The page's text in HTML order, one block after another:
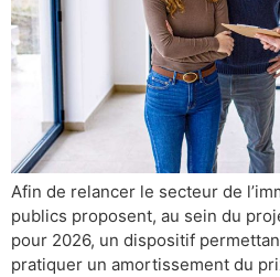
Afin de relancer le secteur de
publics proposent, au sein du
pour 2026, un dispositif
pratiquer un amortissement du